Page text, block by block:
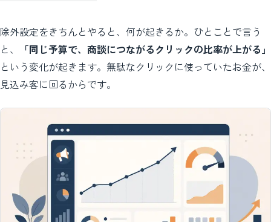
除外設定をきちんとやると、何が起きるか。ひとことで言う
と、
「同じ予算で、商談につながるクリックの比率が上がる」
という変化が起きます。無駄なクリックに使っていたお金が、
見込み客に回るからです。